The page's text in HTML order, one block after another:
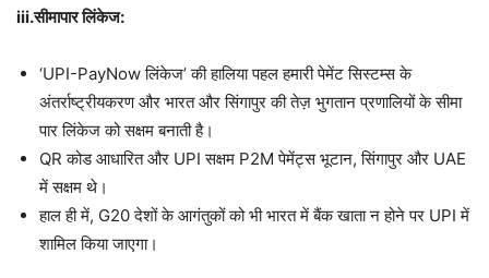
iii.सीमापार लिंकेज:
‘UPI-PayNow लिंकेज’ की हालिया पहल हमारी पेमेंट सिस्टम्स के
अंतर्राष्ट्रीयकरण और भारत और सिंगापुर की तेज़ भुगतान प्रणालियों के सीमा
पार लिंकेज को सक्षम बनाती है।
QR कोड आधारित और UPI सक्षम P2M पेमेंट्स भूटान, सिंगापुर और UAE
में सक्षम थे।
हाल ही में, G20 देशों के आगंतुकों को भी भारत में बैंक खाता न होने पर UPI में
शामिल किया जाएगा।